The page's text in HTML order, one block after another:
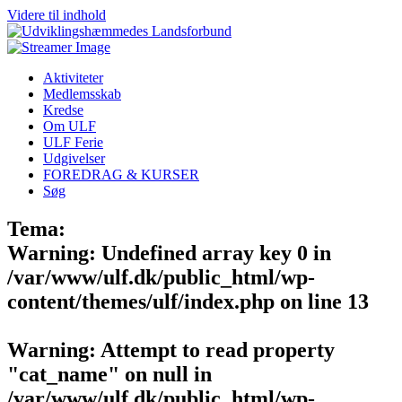
Videre til indhold
Aktiviteter
Medlemsskab
Kredse
Om ULF
ULF Ferie
Udgivelser
FOREDRAG & KURSER
Søg
Tema:
Warning: Undefined array key 0 in
/var/www/ulf.dk/public_html/wp-
content/themes/ulf/index.php on line 13
Warning: Attempt to read property
"cat_name" on null in